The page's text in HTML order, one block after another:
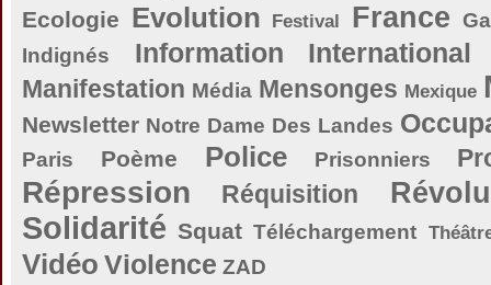
Ecologie Evolution Festival France
Indignés
Information International
Manifestation Média Mensonges Mexique
Newsletter Notre Dame Des Landes
Paris Poème Police Prisonniers
Répression Réquisition
Solidarité Squat Téléchargement
Vidéo Violence ZAD